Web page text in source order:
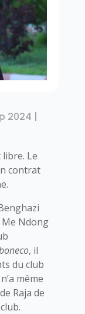
2024 |
Le
contrat
Me Ndong
, il
du club
même
Raja de